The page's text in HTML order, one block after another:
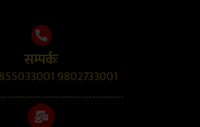
सम्पर्कः
9802733001